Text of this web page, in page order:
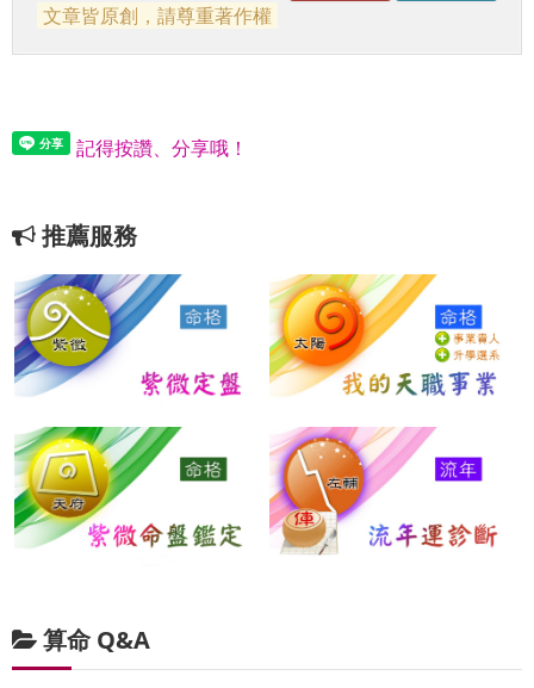
文章皆原創，請尊重著作權
記得按讚、分享哦！
推薦服務
算命 Q&A